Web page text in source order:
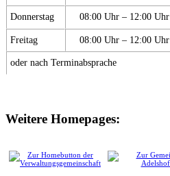
Donnerstag 08:00 Uhr – 12:00 Uhr
Freitag 08:00 Uhr – 12:00 Uhr
oder nach Terminabsprache
Weitere Homepages: